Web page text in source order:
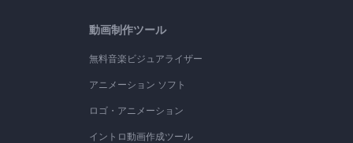
動画制作ツール
無料音楽ビジュアライザー
アニメーション ソフト
ロゴ・アニメーション
イントロ動画作成ツール